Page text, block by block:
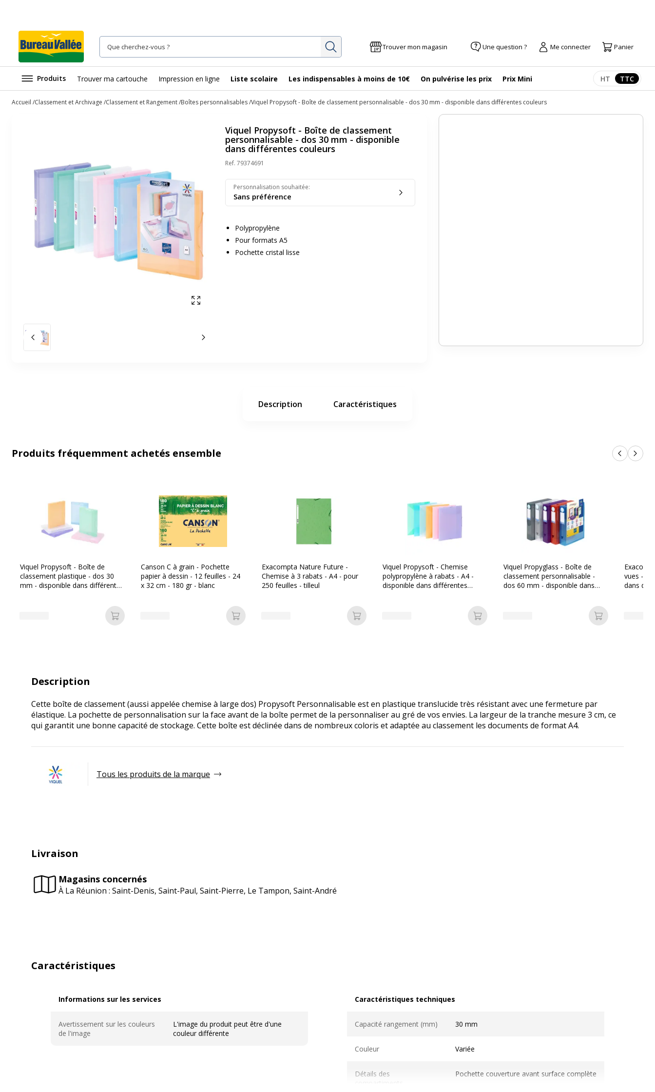
Rechercher Trouver mon magasin Une question ? Me connecter Panier
Produits Trouver ma cartouche Impression en ligne Liste scolaire Les indispensables à moins de 10€ On pulvérise les prix Prix Mini Afficher les
HT TTC
Accueil Classement et Archivage Classement et Rangement Boîtes personnalisables Viquel Propysoft - Boîte de classement personnalisable - dos 30 mm - disponible dans différentes couleurs
Afficher en plein écran
Slide précédent Slide suivant
Viquel Propysoft - Boîte de classement
personnalisable - dos 30 mm - disponible
dans différentes couleurs
Ref. 79374691
Personnalisation souhaitée:
Sans préférence
Polypropylène
Pour formats A5
Pochette cristal lisse
Description Caractéristiques
Produits fréquemment achetés ensemble Produits
Viquel Propysoft - Boîte de
classement plastique - dos 30
mm - disponible dans différentes
Ajouter au panier
Canson C à grain - Pochette
papier à dessin - 12 feuilles - 24
x 32 cm - 180 gr - blanc
Ajouter au panier
Exacompta Nature Future -
Chemise à 3 rabats - A4 - pour
250 feuilles - tilleul
Ajouter au panier
Viquel Propysoft - Chemise
polypropylène à rabats - A4 -
disponible dans différentes
Ajouter au panier
Viquel Propyglass - Boîte de
classement personnalisable -
dos 60 mm - disponible dans
Ajouter au
vues -
dans
Description
Cette boîte de classement (aussi appelée chemise à large dos) Propysoft Personnalisable est en plastique translucide très résistant avec une fermeture par
élastique. La pochette de personnalisation sur la face avant de la boîte permet de la personnaliser au gré de vos envies. La largeur de la tranche mesure 3 cm, ce
qui garantit une bonne capacité de stockage. Cette boîte est déclinée dans de nombreux coloris et adaptée au classement les documents de format A4.
Tous les produits de la marque
Livraison
Magasins concernés
À La Réunion : Saint-Denis, Saint-Paul, Saint-Pierre, Le Tampon, Saint-André
Caractéristiques
Informations sur les services
Avertissement sur les couleurs
de l'image
L'image du produit peut être d'une
couleur différente
Caractéristiques techniques
Capacité rangement (mm) 30 mm
Couleur Variée
Détails des
compartiments
Pochette couverture avant surface complète